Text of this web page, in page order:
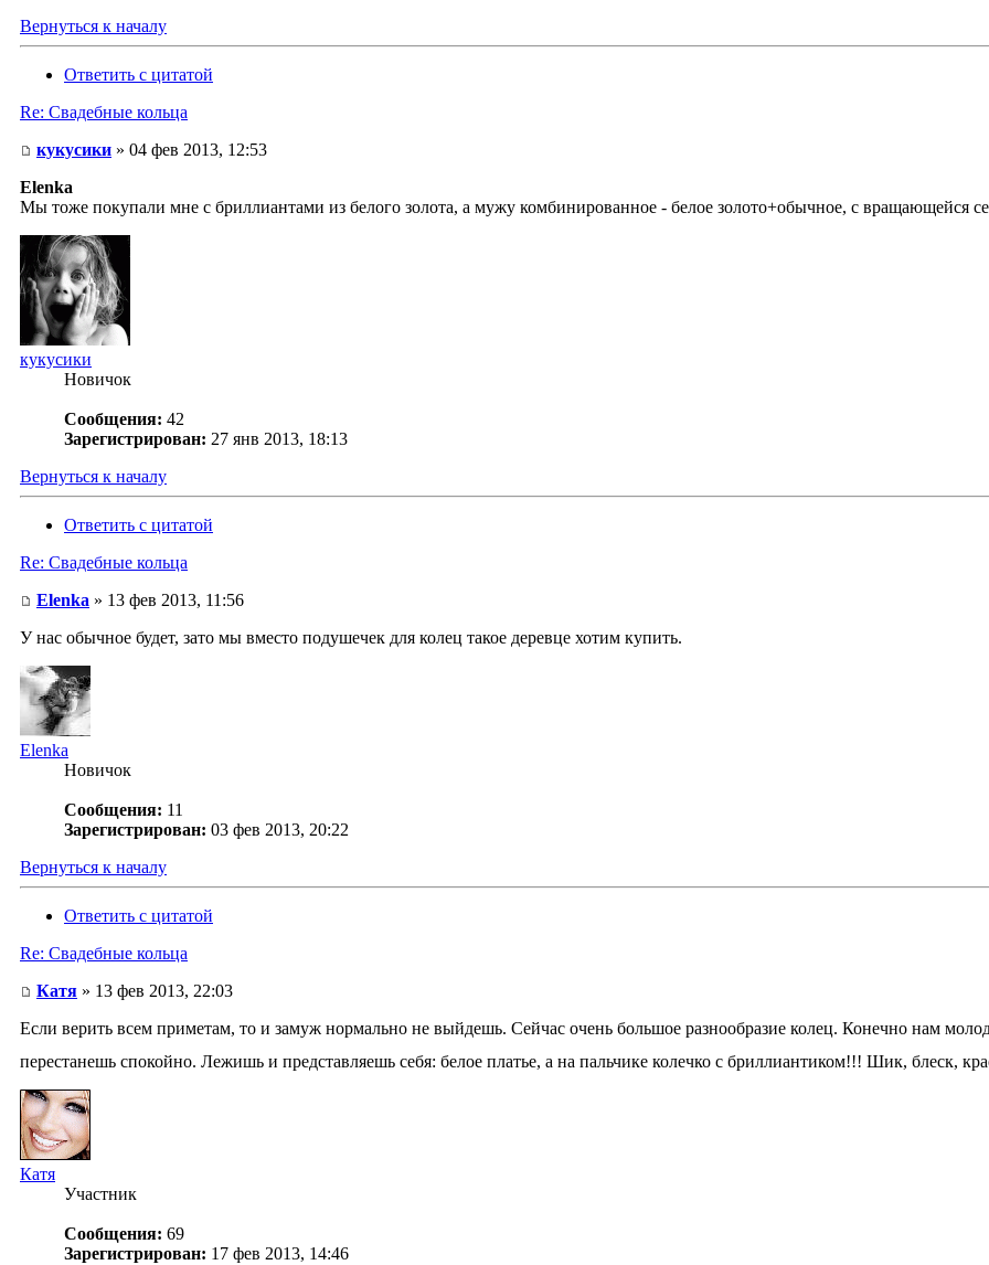
Вернуться к началу
Ответить с цитатой
Re: Свадебные кольца
кукусики » 04 фев 2013, 12:53
Elenka
Мы тоже покупали мне с бриллиантами из белого золота, а мужу комбинированное - белое золото+обычное, с вращающейся
кукусики
Новичок
Сообщения: 42
Зарегистрирован: 27 янв 2013, 18:13
Вернуться к началу
Ответить с цитатой
Re: Свадебные кольца
Elenka » 13 фев 2013, 11:56
У нас обычное будет, зато мы вместо подушечек для колец такое деревце хотим купить.
Elenka
Новичок
Сообщения: 11
Зарегистрирован: 03 фев 2013, 20:22
Вернуться к началу
Ответить с цитатой
Re: Свадебные кольца
Катя » 13 фев 2013, 22:03
Если верить всем приметам, то и замуж нормально не выйдешь. Сейчас очень большое разнообразие колец. Конечно нам
перестанешь спокойно. Лежишь и представляешь себя: белое платье, а на пальчике колечко с бриллиантиком!!! Шик, блеск,
Катя
Участник
Сообщения: 69
Зарегистрирован: 17 фев 2013, 14:46